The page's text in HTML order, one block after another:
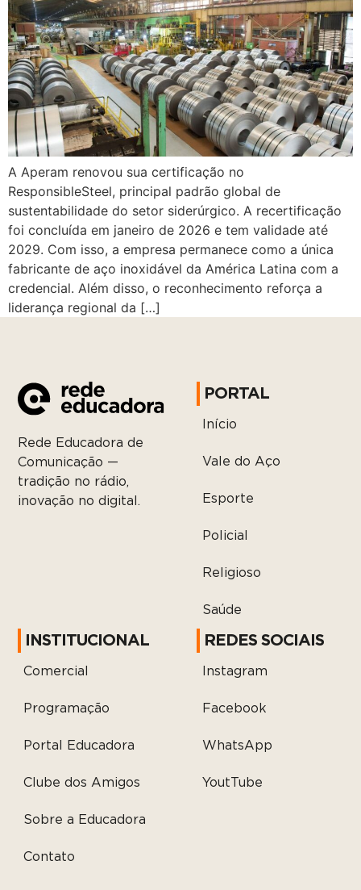
A Aperam renovou sua certificação no
ResponsibleSteel, principal padrão global de
sustentabilidade do setor siderúrgico. A recertificação
foi concluída em janeiro de 2026 e tem validade até
2029. Com isso, a empresa permanece como a única
fabricante de aço inoxidável da América Latina com a
credencial. Além disso, o reconhecimento reforça a
liderança regional da […]
Rede Educadora de
Comunicação —
tradição no rádio,
inovação no digital.
PORTAL
Início
Vale do Aço
Esporte
Policial
Religioso
Saúde
INSTITUCIONAL
Comercial
Programação
Portal Educadora
Clube dos Amigos
Sobre a Educadora
Contato
REDES SOCIAIS
Instagram
Facebook
WhatsApp
YoutTube